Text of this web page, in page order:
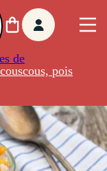
de
pois